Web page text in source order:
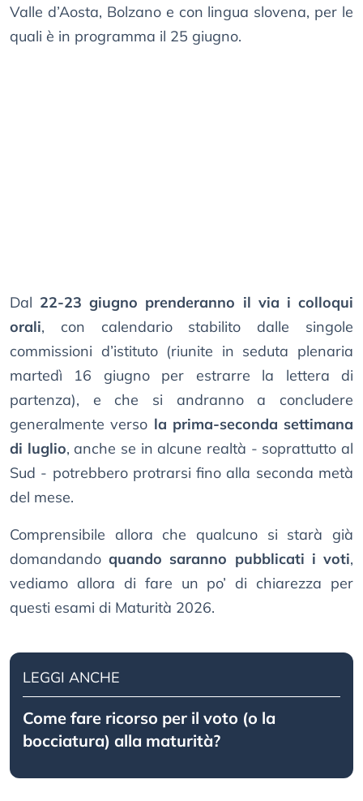
Valle d’Aosta, Bolzano e con lingua slovena, per le
quali è in programma il 25 giugno.
Dal 22-23 giugno prenderanno il via i colloqui
orali, con calendario stabilito dalle singole
commissioni d’istituto (riunite in seduta plenaria
martedì 16 giugno per estrarre la lettera di
partenza), e che si andranno a concludere
generalmente verso la prima-seconda settimana
di luglio, anche se in alcune realtà - soprattutto al
Sud - potrebbero protrarsi fino alla seconda metà
del mese.
Comprensibile allora che qualcuno si starà già
domandandoquando saranno pubblicati i voti,
vediamo allora di fare un po’ di chiarezza per
questi esami di Maturità 2026.
LEGGI ANCHE
Come fare ricorso per il voto (o la
bocciatura) alla maturità?